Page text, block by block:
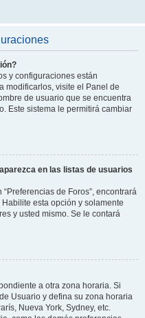
y configuraciones están
modificarlos, visite el Panel de
de usuario que se encuentra
Este sistema le permitirá cambiar
en las listas de usuarios
de Foros”, encontrará
Habilite esta opción y solamente
y usted mismo. Se le contará
a otra zona horaria. Si
Usuario y defina su zona horaria
Nueva York, Sydney, etc.